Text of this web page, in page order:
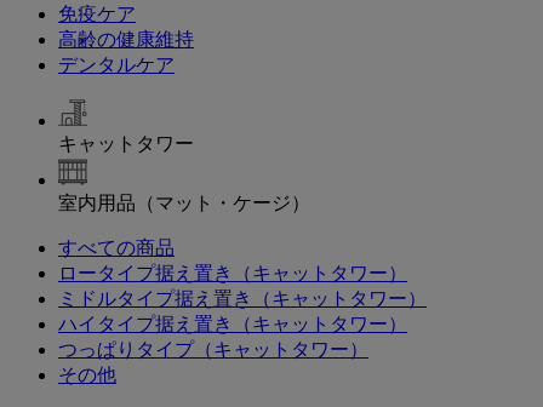
免疫ケア
高齢の健康維持
デンタルケア
キャットタワー
室内用品（マット・ケージ）
すべての商品
ロータイプ据え置き（キャットタワー）
ミドルタイプ据え置き（キャットタワー）
ハイタイプ据え置き（キャットタワー）
つっぱりタイプ（キャットタワー）
その他